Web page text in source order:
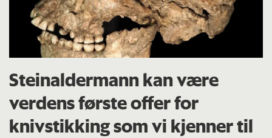
Steinaldermann kan være
verdens første offer for
knivstikking som vi kjenner til